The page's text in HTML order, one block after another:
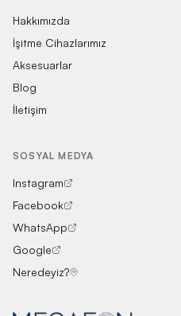
Hakkımızda
İşitme Cihazlarımız
Aksesuarlar
Blog
İletişim
SOSYAL MEDYA
Instagram
Facebook
WhatsApp
Google
Neredeyiz?